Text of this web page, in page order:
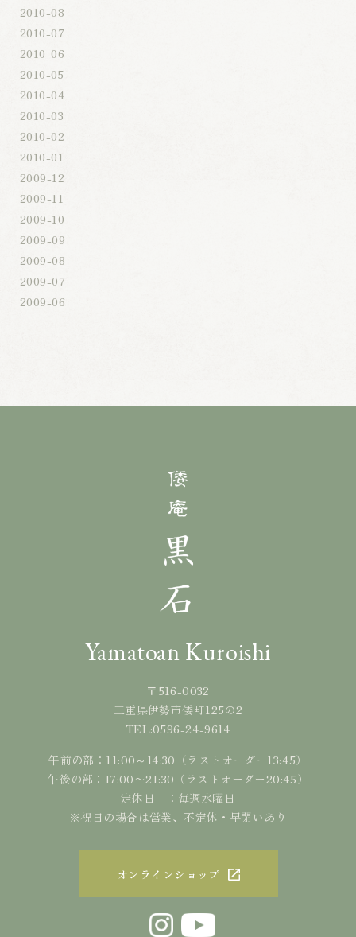
2010-08
2010-07
2010-06
2010-05
2010-04
2010-03
2010-02
2010-01
2009-12
2009-11
2009-10
2009-09
2009-08
2009-07
2009-06
Yamatoan Kuroishi
〒516-0032
三重県伊勢市倭町125の2
TEL:0596-24-9614
午前の部：11:00～14:30（ラストオーダー13:45）
午後の部：17:00〜21:30（ラストオーダー20:45）
定休日 ：毎週水曜日
※祝日の場合は営業、不定休・早閉いあり
オンラインショップ